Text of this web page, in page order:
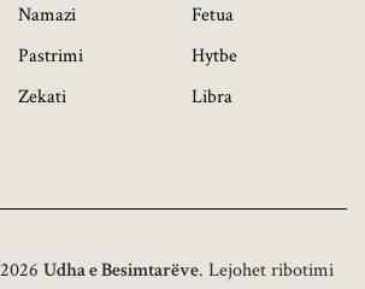
Namazi
Pastrimi
Zekati
Fetua
Hytbe
Libra
Udha e Besimtarëve. Lejohet ribotimi